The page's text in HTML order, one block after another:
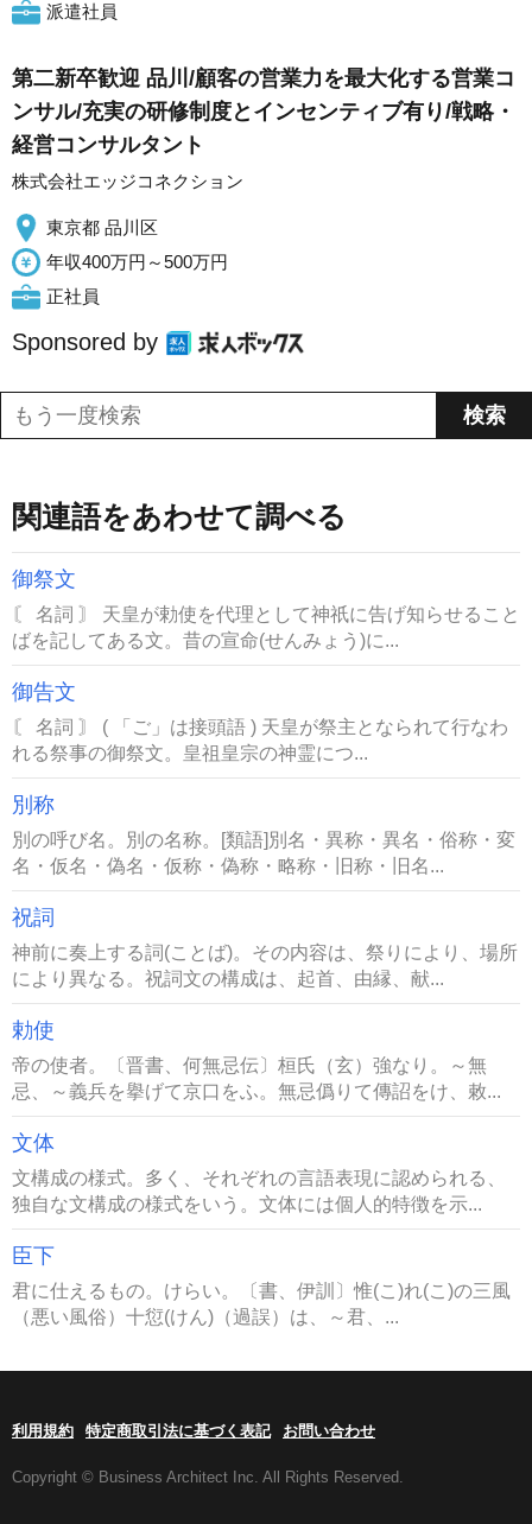
派遣社員
第二新卒歓迎 品川/顧客の営業力を最大化する営業コ
ンサル/充実の研修制度とインセンティブ有り/戦略・
経営コンサルタント
株式会社エッジコネクション
東京都 品川区
年収400万円～500万円
正社員
Sponsored by
関連語をあわせて調べる
御祭文
〘 名詞 〙 天皇が勅使を代理として神祇に告げ知らせること
ばを記してある文。昔の宣命(せんみょう)に...
御告文
〘 名詞 〙 ( 「ご」は接頭語 ) 天皇が祭主となられて行なわ
れる祭事の御祭文。皇祖皇宗の神霊につ...
別称
別の呼び名。別の名称。[類語]別名・異称・異名・俗称・変
名・仮名・偽名・仮称・偽称・略称・旧称・旧名...
祝詞
神前に奏上する詞(ことば)。その内容は、祭りにより、場所
により異なる。祝詞文の構成は、起首、由縁、献...
勅使
帝の使者。〔晋書、何無忌伝〕桓氏（玄）強なり。～無
忌、～義兵を擧げて京口をふ。無忌僞りて傳詔をけ、敕...
文体
文構成の様式。多く、それぞれの言語表現に認められる、
独自な文構成の様式をいう。文体には個人的特徴を示...
臣下
君に仕えるもの。けらい。〔書、伊訓〕惟(こ)れ(こ)の三風
（悪い風俗）十愆(けん)（過誤）は、～君、...
利用規約 特定商取引法に基づく表記 お問い合わせ
Copyright © Business Architect Inc. All Rights Reserved.